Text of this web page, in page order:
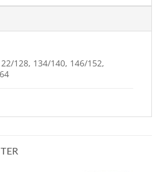
128, 134/140, 146/152,